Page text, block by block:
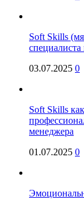
Soft Skills
03.07.2025 0
Soft Skills
менеджера
01.07.2025 0